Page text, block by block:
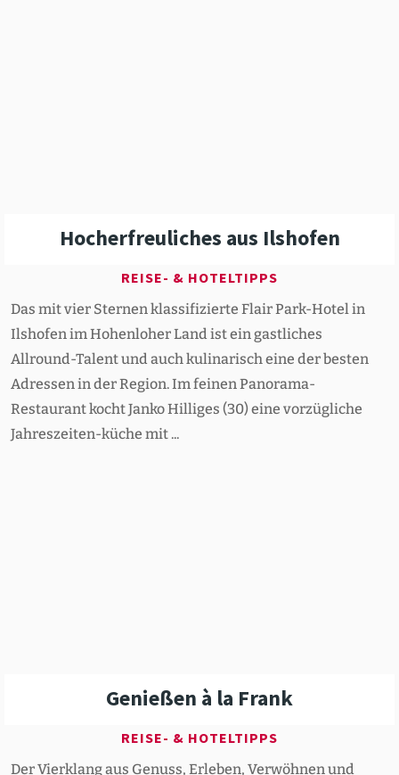
Hocher­freu­liches aus Ilshofen
REISE- & HOTELTIPPS
Das mit vier Sternen klassifizierte Flair Park-Hotel in
Ilshofen im Hohenloher Land ist ein gastliches
Allround-Talent und auch kulinarisch eine der besten
Adressen in der Region. Im feinen Panorama-
Restaurant kocht Janko Hilliges (30) eine vorzügliche
Jahreszeiten-küche mit ...
Genießen à la Frank
REISE- & HOTELTIPPS
Der Vierklang aus Genuss, Erleben, Verwöhnen und